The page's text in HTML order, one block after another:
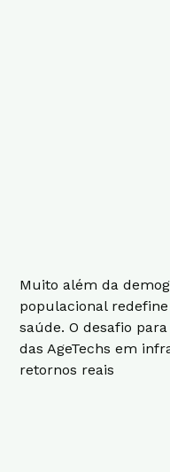
Muito além da
populacional
saúde. O desafio
das AgeTechs em
retornos reais